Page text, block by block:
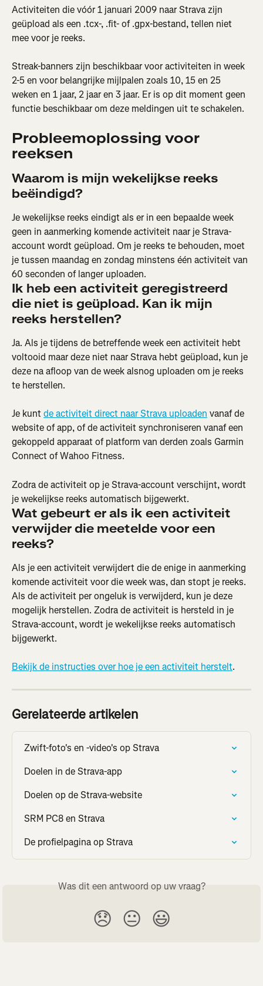
Activiteiten die vóór 1 januari 2009 naar Strava zijn
geüpload als een .tcx-, .fit- of .gpx-bestand, tellen niet
mee voor je reeks.
Streak-banners zijn beschikbaar voor activiteiten in week
2-5 en voor belangrijke mijlpalen zoals 10, 15 en 25
weken en 1 jaar, 2 jaar en 3 jaar. Er is op dit moment geen
functie beschikbaar om deze meldingen uit te schakelen.
Probleemoplossing voor
reeksen
Waarom is mijn wekelijkse reeks
beëindigd?
Je wekelijkse reeks eindigt als er in een bepaalde week
geen in aanmerking komende activiteit naar je Strava-
account wordt geüpload. Om je reeks te behouden, moet
je tussen maandag en zondag minstens één activiteit van
60 seconden of langer uploaden.
Ik heb een activiteit geregistreerd
die niet is geüpload. Kan ik mijn
reeks herstellen?
Ja. Als je tijdens de betreffende week een activiteit hebt
voltooid maar deze niet naar Strava hebt geüpload, kun je
deze na afloop van de week alsnog uploaden om je reeks
te herstellen.
Je kunt de activiteit direct naar Strava uploaden vanaf de
website of app, of de activiteit synchroniseren vanaf een
gekoppeld apparaat of platform van derden zoals Garmin
Connect of Wahoo Fitness.
Zodra de activiteit op je Strava-account verschijnt, wordt
je wekelijkse reeks automatisch bijgewerkt.
Wat gebeurt er als ik een activiteit
verwijder die meetelde voor een
reeks?
Als je een activiteit verwijdert die de enige in aanmerking
komende activiteit voor die week was, dan stopt je reeks.
Als de activiteit per ongeluk is verwijderd, kun je deze
mogelijk herstellen. Zodra de activiteit is hersteld in je
Strava-account, wordt je wekelijkse reeks automatisch
bijgewerkt.
Bekijk de instructies over hoe je een activiteit herstelt.
Gerelateerde artikelen
Zwift-foto's en -video's op Strava
Doelen in de Strava-app
Doelen op de Strava-website
SRM PC8 en Strava
De profielpagina op Strava
Was dit een antwoord op uw vraag?
😞 😐 😃